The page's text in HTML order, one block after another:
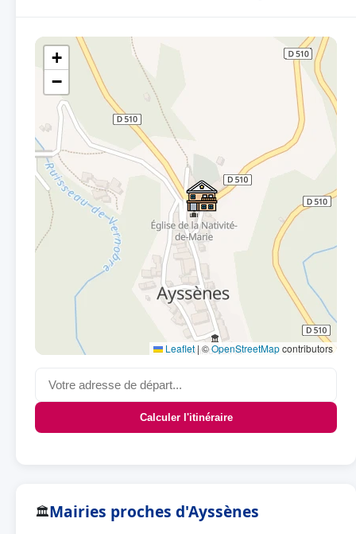
+
−
Leaflet | ©OpenStreetMapcontributors
Calculer l'itinéraire
🏛Mairies proches d'Ayssènes